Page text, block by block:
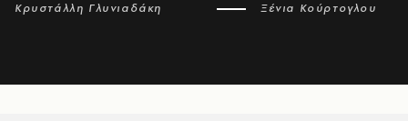
Κρυστάλλη Γλυνιαδάκη Ξένια Κούρτογλου